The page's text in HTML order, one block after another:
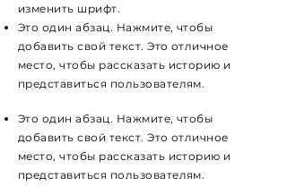
изменить шрифт.
Это один абзац. Нажмите, чтобы
добавить свой текст. Это отличное
место, чтобы рассказать историю и
представиться пользователям.
Это один абзац. Нажмите, чтобы
добавить свой текст. Это отличное
место, чтобы рассказать историю и
представиться пользователям.